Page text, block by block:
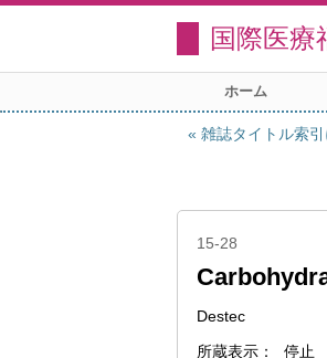
国際医
ホーム
雑誌タイトル索引
15-28
Destec
所蔵表示
停止